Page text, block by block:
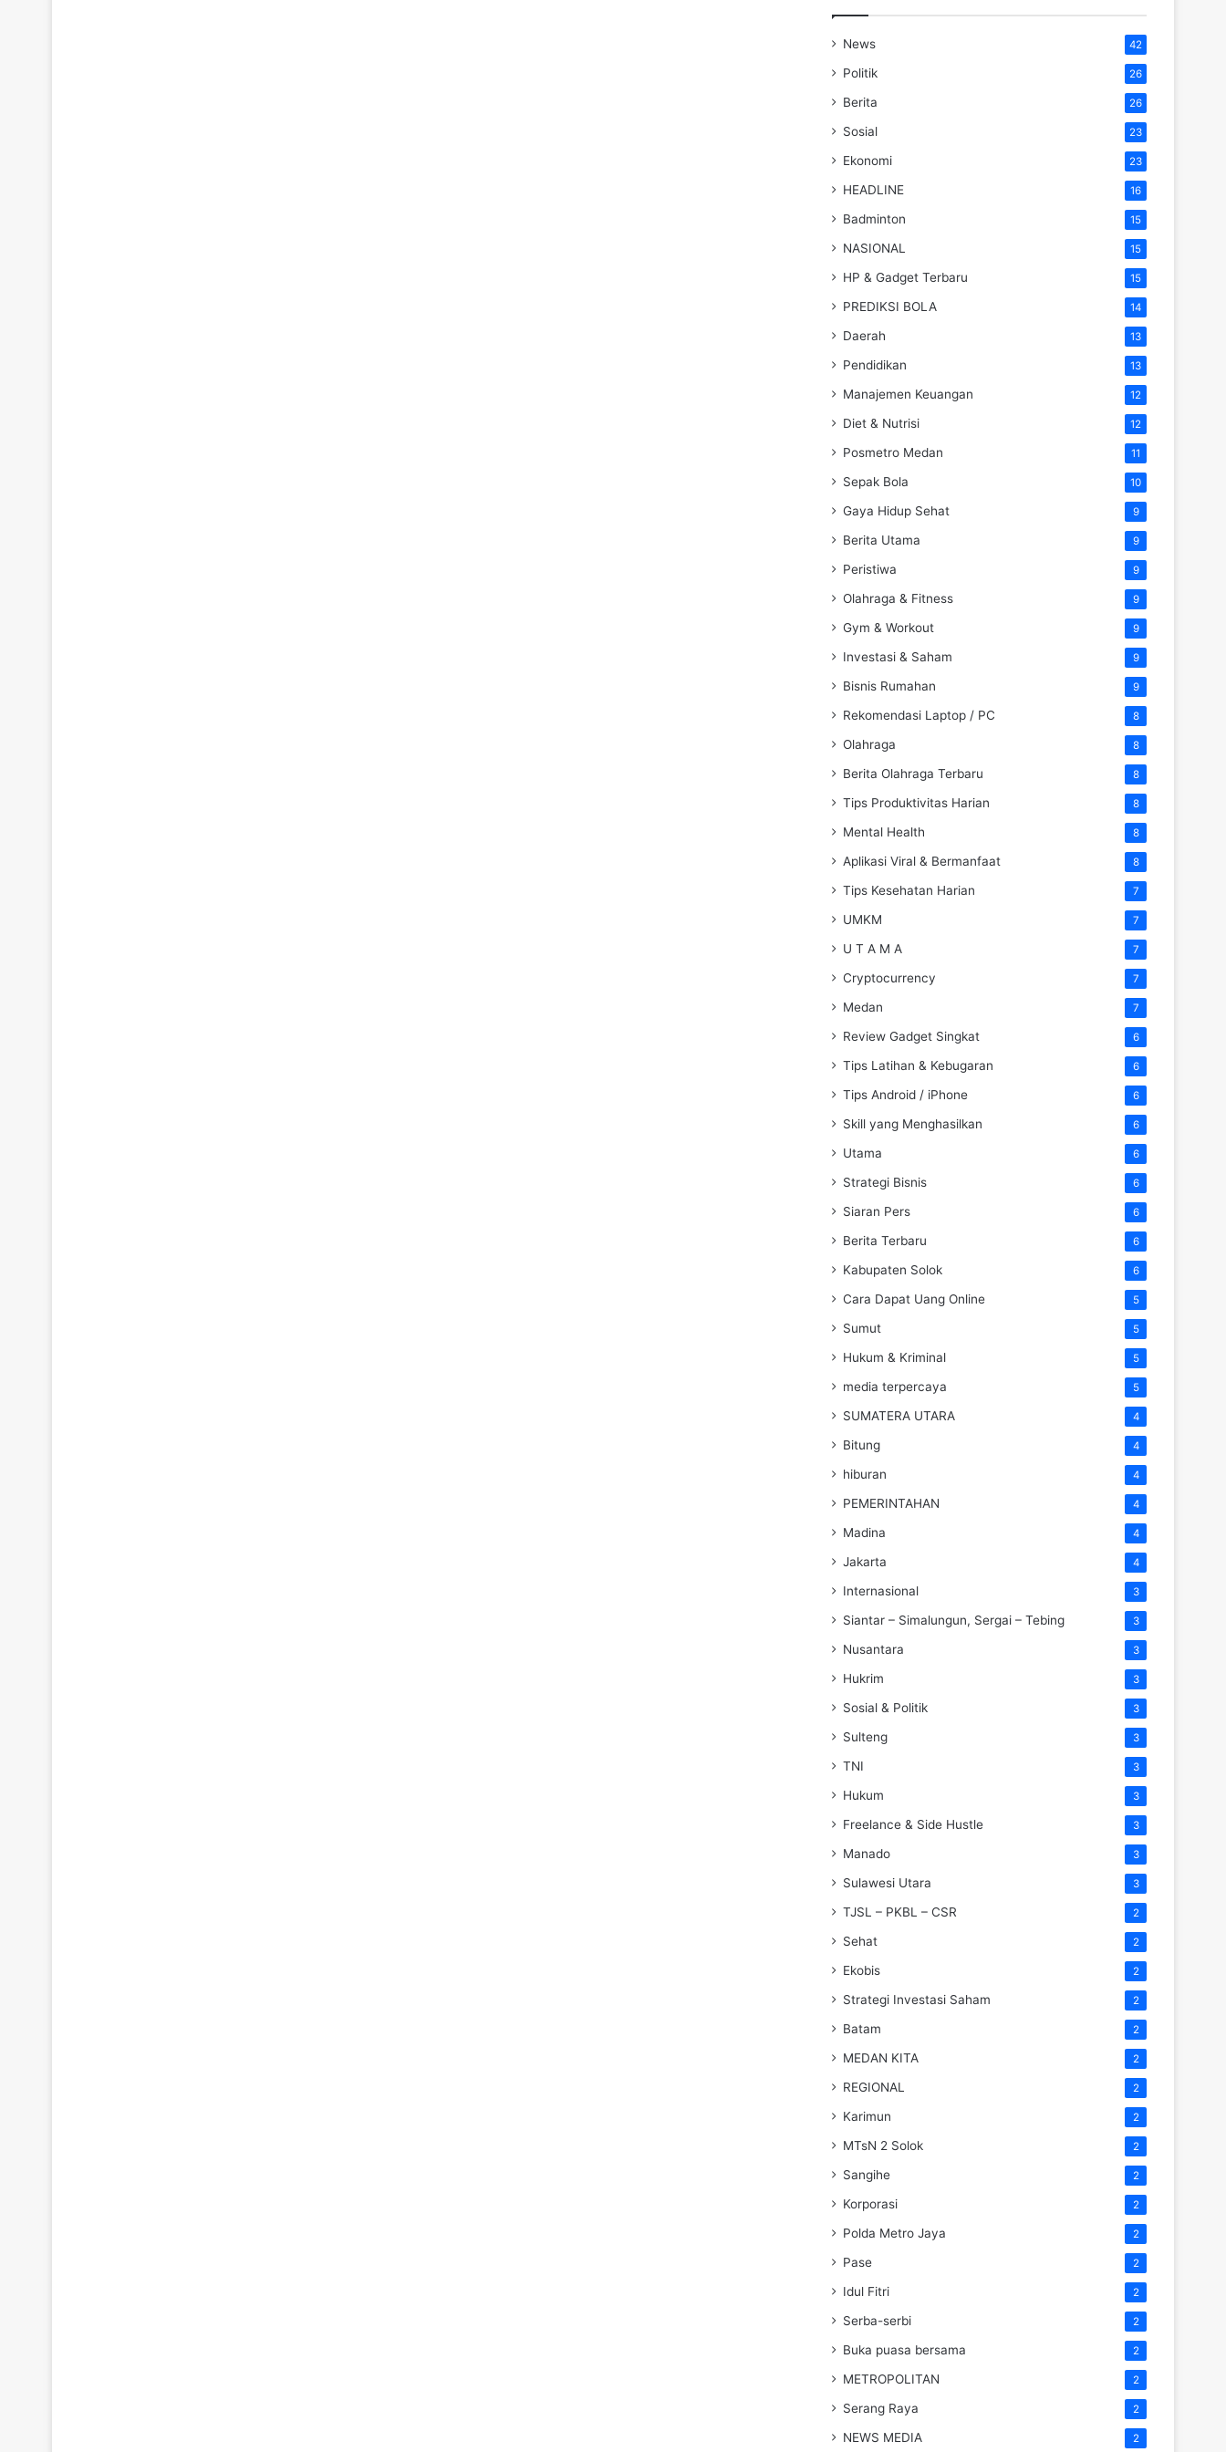
News 42
Politik 26
Berita 26
Sosial 23
Ekonomi 23
HEADLINE 16
Badminton 15
NASIONAL 15
HP & Gadget Terbaru 15
PREDIKSI BOLA 14
Daerah 13
Pendidikan 13
Manajemen Keuangan 12
Diet & Nutrisi 12
Posmetro Medan 11
Sepak Bola 10
Gaya Hidup Sehat 9
Berita Utama 9
Peristiwa 9
Olahraga & Fitness 9
Gym & Workout 9
Investasi & Saham 9
Bisnis Rumahan 9
Rekomendasi Laptop / PC 8
Olahraga 8
Berita Olahraga Terbaru 8
Tips Produktivitas Harian 8
Mental Health 8
Aplikasi Viral & Bermanfaat 8
Tips Kesehatan Harian 7
UMKM 7
U T A M A 7
Cryptocurrency 7
Medan 7
Review Gadget Singkat 6
Tips Latihan & Kebugaran 6
Tips Android / iPhone 6
Skill yang Menghasilkan 6
Utama 6
Strategi Bisnis 6
Siaran Pers 6
Berita Terbaru 6
Kabupaten Solok 6
Cara Dapat Uang Online 5
Sumut 5
Hukum & Kriminal 5
media terpercaya 5
SUMATERA UTARA 4
Bitung 4
hiburan 4
PEMERINTAHAN 4
Madina 4
Jakarta 4
Internasional 3
Siantar – Simalungun, Sergai – Tebing 3
Nusantara 3
Hukrim 3
Sosial & Politik 3
Sulteng 3
TNI 3
Hukum 3
Freelance & Side Hustle 3
Manado 3
Sulawesi Utara 3
TJSL – PKBL – CSR 2
Sehat 2
Ekobis 2
Strategi Investasi Saham 2
Batam 2
MEDAN KITA 2
REGIONAL 2
Karimun 2
MTsN 2 Solok 2
Sangihe 2
Korporasi 2
Polda Metro Jaya 2
Pase 2
Idul Fitri 2
Serba-serbi 2
Buka puasa bersama 2
METROPOLITAN 2
Serang Raya 2
NEWS MEDIA 2